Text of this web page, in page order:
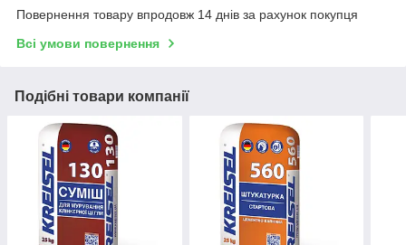
Повернення товару впродовж 14 днів за рахунок покупця
Всі умови повернення
Подібні товари компанії